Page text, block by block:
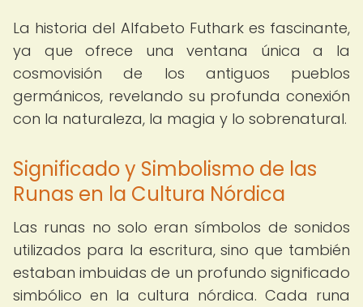
La historia del Alfabeto Futhark es fascinante,
ya que ofrece una ventana única a la
cosmovisión de los antiguos pueblos
germánicos, revelando su profunda conexión
con la naturaleza, la magia y lo sobrenatural.
Significado y Simbolismo de las
Runas en la Cultura Nórdica
Las runas no solo eran símbolos de sonidos
utilizados para la escritura, sino que también
estaban imbuidas de un profundo significado
simbólico en la cultura nórdica. Cada runa